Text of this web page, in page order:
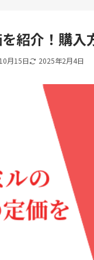
紹介！購
月15日 2025年2月4日